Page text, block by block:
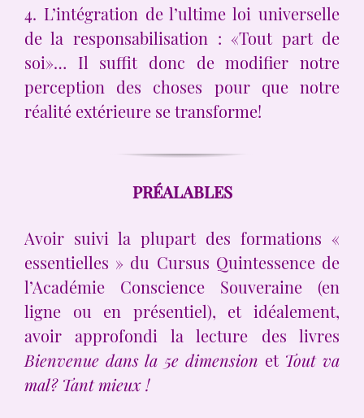
4. L’intégration de l’ultime loi universelle
de la responsabilisation : «Tout part de
soi»… Il suffit donc de modifier notre
perception des choses pour que notre
réalité extérieure se transforme!
PRÉALABLES
Avoir suivi la plupart des formations «
essentielles » du Cursus Quintessence de
l’Académie Conscience Souveraine (en
ligne ou en présentiel), et idéalement,
avoir approfondi la lecture des livres
Bienvenue dans la 5e dimension et Tout va
mal? Tant mieux !